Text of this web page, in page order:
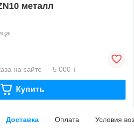
металл
на сайте — 5 000 ₸
Купить
Доставка Оплата Условия